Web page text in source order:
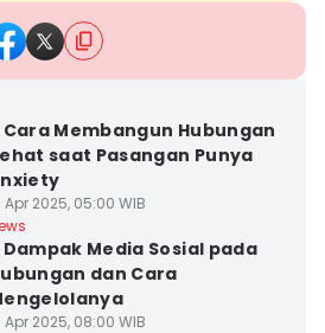
Cara Membangun Hubungan
saat Pasangan Punya
Apr 2025, 05:00 WIB
Dampak Media Sosial pada
dan Cara
Apr 2025, 08:00 WIB